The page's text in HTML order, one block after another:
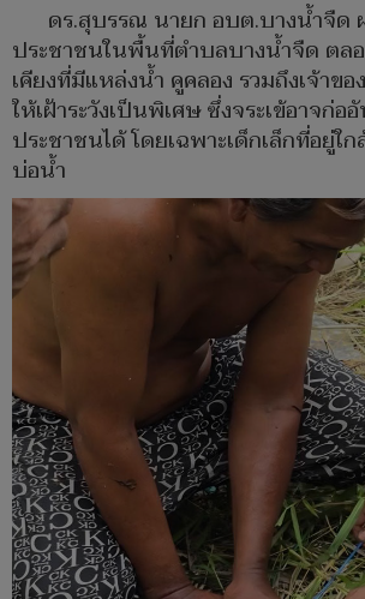
ดร.สุบรรณ นายก อบต.บางน้ำจืด
ประชาชนในพื้นที่ตำบลบางน้ำจืด ต
เคียงที่มีแหล่งน้ำ คูคลอง รวมถึงเจ้าข
ให้เฝ้าระวังเป็นพิเศษ ซึ่งจระเข้อาจก่อ
ประชาชนได้ โดยเฉพาะเด็กเล็กที่อยู่ใ
บ่อน้ำ